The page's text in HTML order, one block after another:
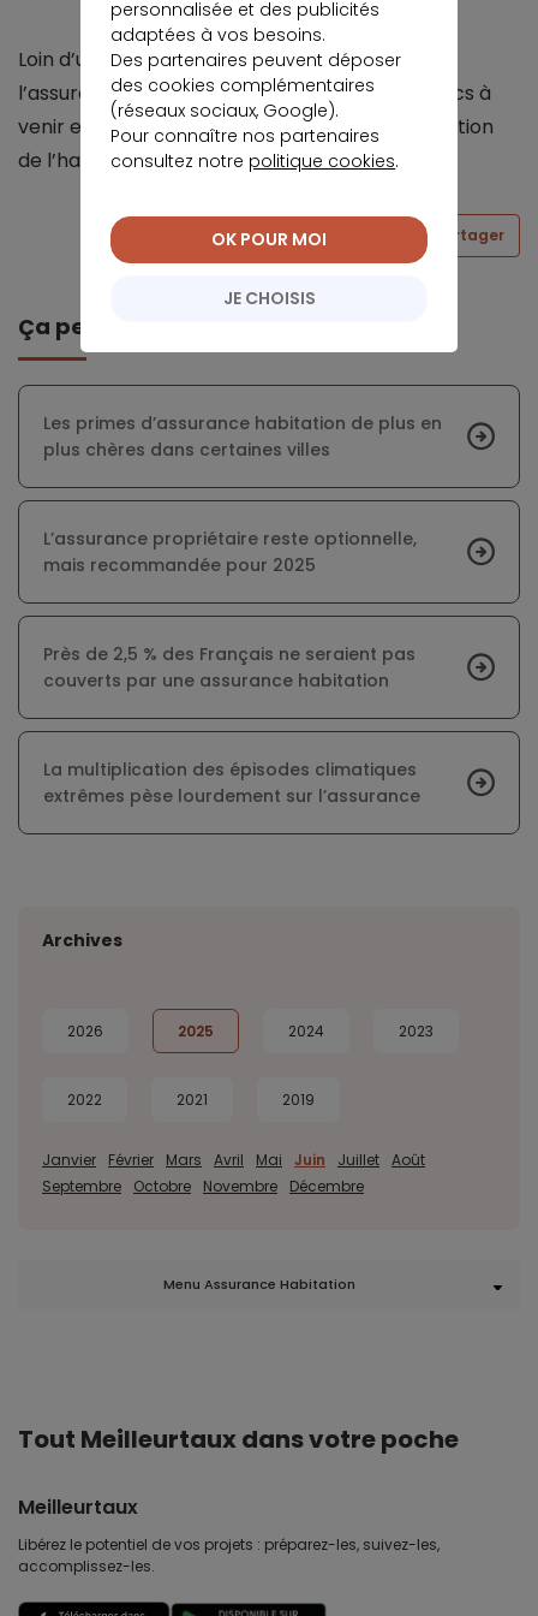
Loin d’un simple mécanisme d’indemnisation,
l’assurance de demain devra anticiper les chocs à
venir et jouer un rôle plus actif dans la sécurisation
de l’habitat.
Partager
Ça peut vous intéresser
Les primes d’assurance habitation de plus en
plus chères dans certaines villes
L’assurance propriétaire reste optionnelle,
mais recommandée pour 2025
Près de 2,5 % des Français ne seraient pas
couverts par une assurance habitation
La multiplication des épisodes climatiques
extrêmes pèse lourdement sur l’assurance
Archives
2026 2025 2024 2023
2022 2021 2019
Janvier Février Mars Avril Mai Juin Juillet Août
Septembre
Octobre Novembre Décembre
Menu Assurance Habitation
Tout Meilleurtaux dans votre poche
Meilleurtaux
Libérez le potentiel de vos projets : préparez-les, suivez-les,
accomplissez-les.
personnalisée et des publicités
adaptées à vos besoins.
Des partenaires peuvent déposer
des cookies complémentaires
(réseaux sociaux, Google).
Pour connaître nos partenaires
consultez notre politique cookies.
JE CHOISIS
OK POUR MOI